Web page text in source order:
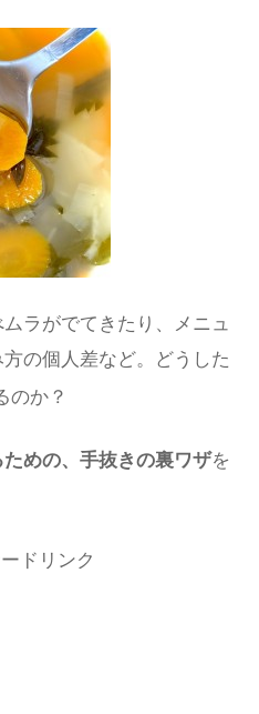
ラがでてきたり、メニュ
の個人差など。どうした
のか？
めの、手抜きの裏ワザを
ドリンク